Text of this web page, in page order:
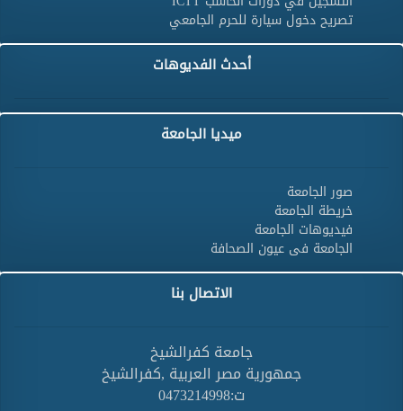
تصريح دخول سيارة للحرم الجامعي
أحدث الفديوهات
ميديا الجامعة
صور الجامعة
خريطة الجامعة
فيديوهات الجامعة
الجامعة فى عيون الصحافة
الاتصال بنا
جامعة كفرالشيخ
جمهورية مصر العربية ,كفرالشيخ
ت:0473214998